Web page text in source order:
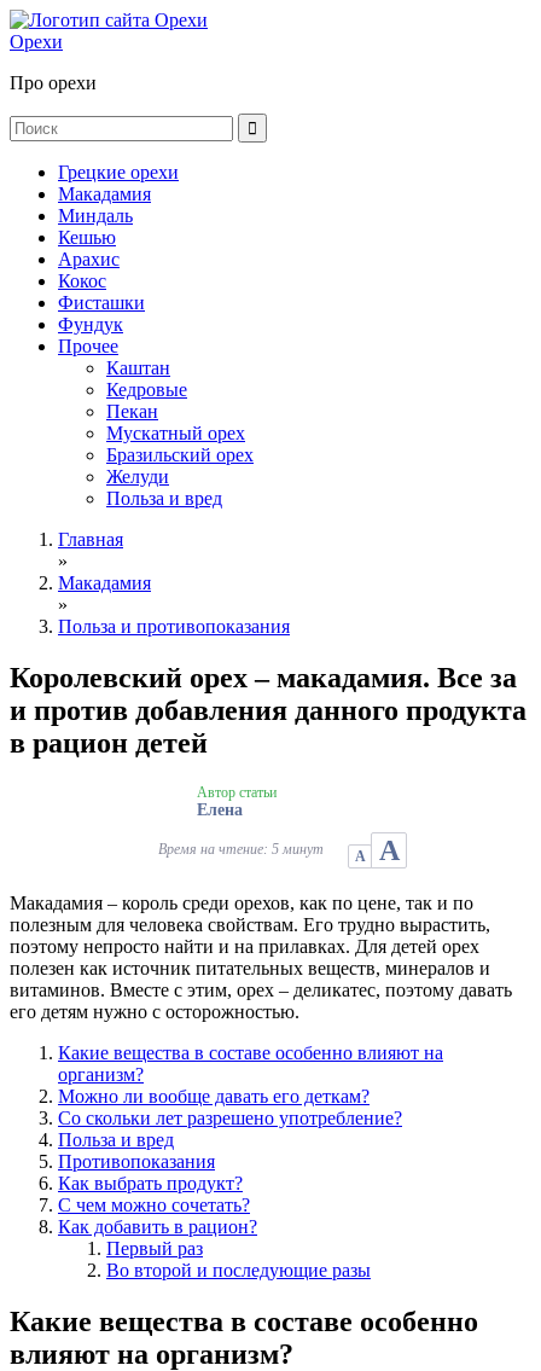
Орехи
Про орехи
Грецкие орехи
Макадамия
Миндаль
Кешью
Арахис
Кокос
Фисташки
Фундук
Прочее
Каштан
Кедровые
Пекан
Мускатный орех
Бразильский орех
Желуди
Польза и вред
Главная
»
Макадамия
»
Польза и противопоказания
Королевский орех – макадамия. Все за
и против добавления данного продукта
в рацион детей
Автор статьи
Елена
Время на чтение: 5 минут А А
Макадамия – король среди орехов, как по цене, так и по
полезным для человека свойствам. Его трудно вырастить,
поэтому непросто найти и на прилавках. Для детей орех
полезен как источник питательных веществ, минералов и
витаминов. Вместе с этим, орех – деликатес, поэтому давать
его детям нужно с осторожностью.
Какие вещества в составе особенно влияют на
организм?
Можно ли вообще давать его деткам?
Со скольки лет разрешено употребление?
Польза и вред
Противопоказания
Как выбрать продукт?
С чем можно сочетать?
Как добавить в рацион?
Первый раз
Во второй и последующие разы
Какие вещества в составе особенно
влияют на организм?